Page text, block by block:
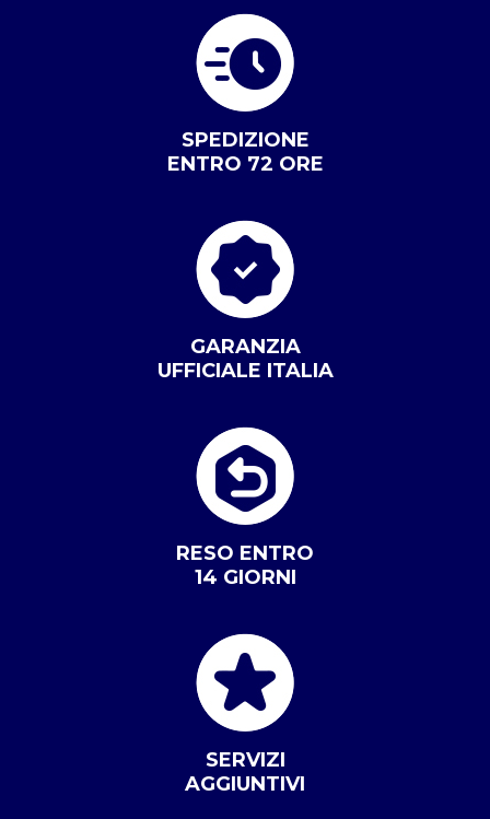
SPEDIZIONE
ENTRO 72 ORE
GARANZIA
UFFICIALE ITALIA
RESO ENTRO
14 GIORNI
SERVIZI
AGGIUNTIVI